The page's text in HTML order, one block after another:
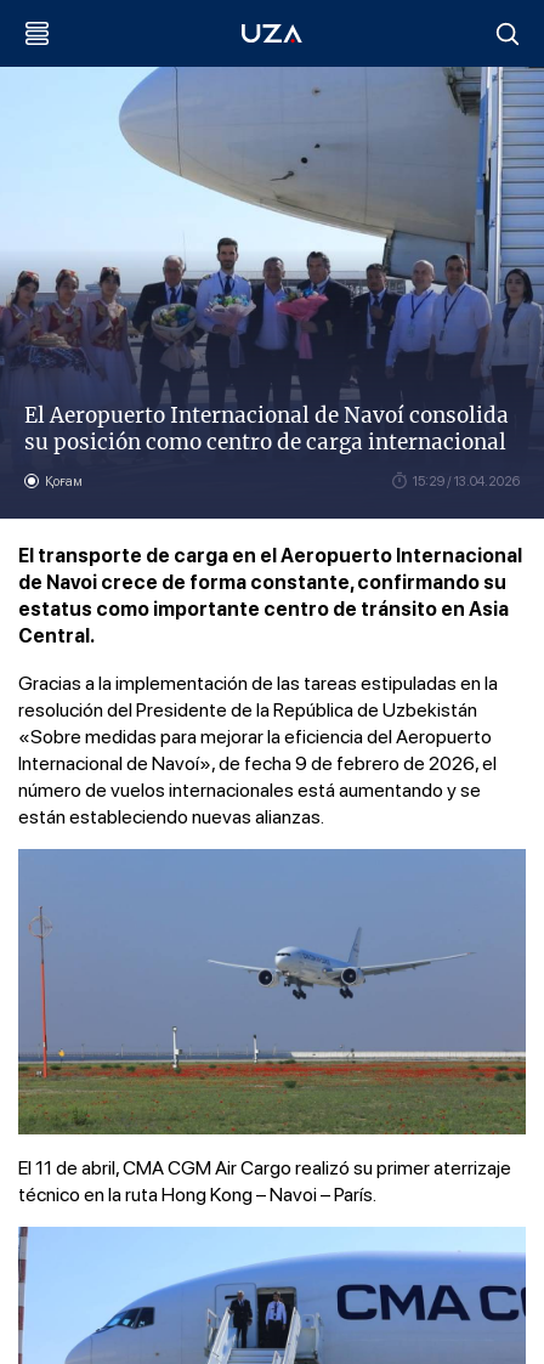
El Aeropuerto Internacional de Navoí consolida
su posición como centro de carga internacional
Қоғам 15:29 / 13.04.2026
El transporte de carga en el Aeropuerto Internacional
de Navoi crece de forma constante, confirmando su
estatus como importante centro de tránsito en Asia
Central.
Gracias a la implementación de las tareas estipuladas en la
resolución del Presidente de la República de Uzbekistán
«Sobre medidas para mejorar la eficiencia del Aeropuerto
Internacional de Navoí», de fecha 9 de febrero de 2026, el
número de vuelos internacionales está aumentando y se
están estableciendo nuevas alianzas.
El 11 de abril, CMA CGM Air Cargo realizó su primer aterrizaje
técnico en la ruta Hong Kong – Navoi – París.